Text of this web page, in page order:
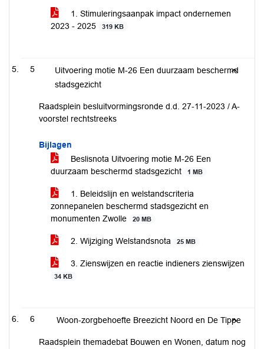
1. Stimuleringsaanpak impact ondernemen
2023 - 2025
319 KB
5
Uitvoering motie M-26 Een duurzaam beschermd
stadsgezicht
Raadsplein besluitvormingsronde d.d. 27-11-2023 / A-
voorstel rechtstreeks
Bijlagen
Beslisnota Uitvoering motie M-26 Een
duurzaam beschermd stadsgezicht
1 MB
1. Beleidslijn en welstandscriteria
zonnepanelen beschermd stadsgezicht en
monumenten Zwolle
20 MB
2. Wijziging Welstandsnota 25 MB
3. Zienswijzen en reactie indieners zienswijzen
34 KB
6 Woon-zorgbehoefte Breezicht Noord en De Tippe
Raadsplein themadebat Bouwen en Wonen, datum nog